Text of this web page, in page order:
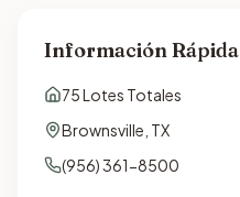
Información Rápida
75Lotes Totales
Brownsville TX
(956) 361-8500